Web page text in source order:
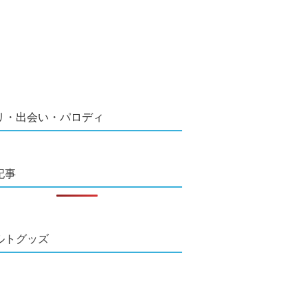
・出会い・パロディ
事
トグッズ